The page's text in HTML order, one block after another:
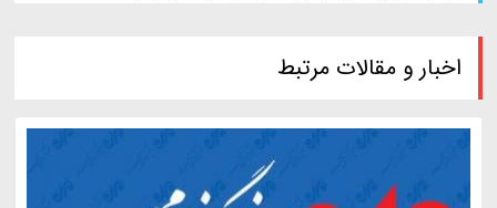
اخبار و مقالات مرتبط